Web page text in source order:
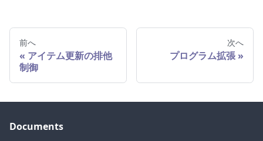
前へ
アイテム更新の排他
制御
次へ
プログラム拡張
Documents